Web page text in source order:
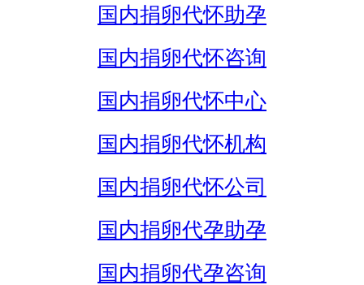
国内捐卵代怀助孕
国内捐卵代怀咨询
国内捐卵代怀中心
国内捐卵代怀机构
国内捐卵代怀公司
国内捐卵代孕助孕
国内捐卵代孕咨询